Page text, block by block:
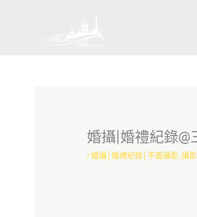
婚攝|婚禮紀錄@
/婚攝│婚禮紀錄│平面攝影,攝